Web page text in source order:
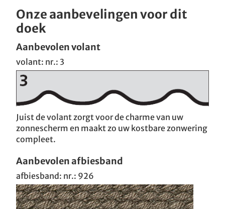
Onze aanbevelingen voor dit
doek
Aanbevolen volant
volant: nr.: 3
Juist de volant zorgt voor de charme van uw
zonnescherm en maakt zo uw kostbare zonwering
compleet.
Aanbevolen afbiesband
afbiesband: nr.: 926